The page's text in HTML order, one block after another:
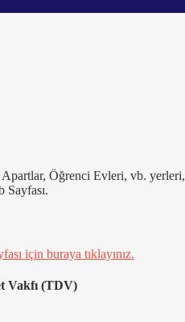
Öğrenci Evleri, vb.
Sayfası.
için buraya tıklayınız.
Vakfı (TDV)